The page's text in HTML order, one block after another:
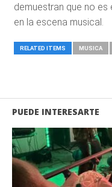
demuestran que no es
en la escena musical.
RELATED ITEMS MUSICA
PUEDE INTERESARTE